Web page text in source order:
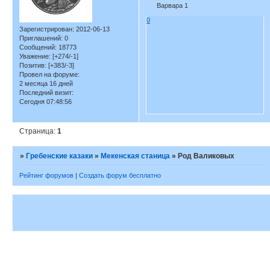
Зарегистрирован: 2012-06-13
Приглашений: 0
Сообщений: 18773
Уважение: [+274/-1]
Позитив: [+383/-3]
Провел на форуме:
2 месяца 16 дней
Последний визит:
Сегодня 07:48:56
Варвара 1
0
Страница:1
» Гребенские казаки » Мекенская станица » Род Валиковых
Рейтинг форумов | Создать форум бесплатно